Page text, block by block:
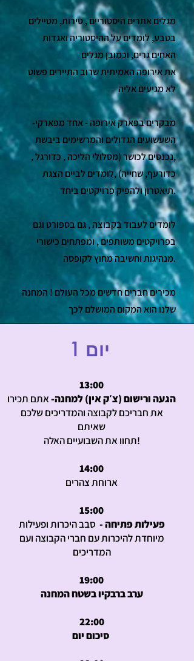
מגלים אתרים היסטוריים , טירות, מטיילים
בטבע, לומדים על ההיסטוריה ואגדות
האחים גרים, וכמובן מגלים
את אירופה האמיתית שרוב התיירים פשוט
לא מגיעים אליה
-מבקרים בפארק אירופה - אחד מפארקי
השעשועים הגדולים והמרשימים ביבשת
,נכנסים לכושר (מסלולי הליכה , כדורגל ,
כדורעף, שחייה) ,לומדים לביים הצגת
תיאטרון ולהפיק פרויקטים ביחד.
בפרויקטים משותפים , ומפתחים כישורי
מנהיגות וחשיבה מחוץ לקופסה.
מכירים חברים חדשים מכל העולם ! המחנה
שלנו הוא המקום המושלם לכך
1 יום
13:00
הגעה ורישום (צ׳ק אין) למחנה-אתם תכירו
את חבריכם לקבוצה והמדריכים שלכם
שאיתם
תחוו את השבועיים האלה!
14:00
ארוחת צהרים
15:00
פעילות פתיחה - סבב היכרות ופעילות
מיוחדת להיכרות עם חברי הקבוצה ועם
המדריכים
19:00
ערב ברבקיו בשטח המחנה
22:00